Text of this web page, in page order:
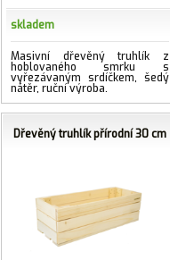
skladem
Masivní dřevěný truhlík z
hoblovaného smrku s
vyřezávaným srdíčkem, šedý
nátěr, ruční výroba.
Dřevěný truhlík přírodní 30 cm